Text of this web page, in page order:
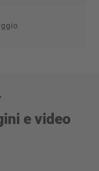
e video